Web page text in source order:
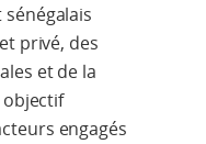
privé, des
et de la
objectif
engagés